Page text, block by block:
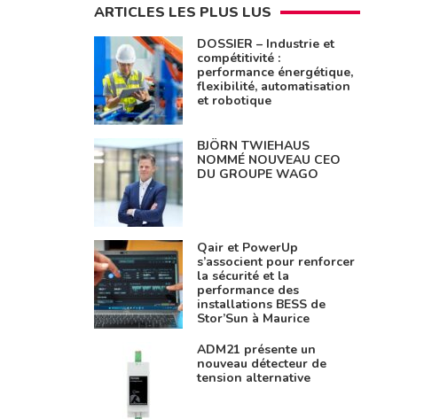
ARTICLES LES PLUS LUS
DOSSIER – Industrie et
compétitivité :
performance énergétique,
flexibilité, automatisation
et robotique
BJÖRN TWIEHAUS
NOMMÉ NOUVEAU CEO
DU GROUPE WAGO
Qair et PowerUp
s’associent pour renforcer
la sécurité et la
performance des
installations BESS de
Stor’Sun à Maurice
ADM21 présente un
nouveau détecteur de
tension alternative